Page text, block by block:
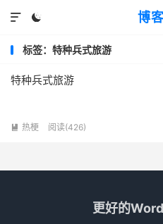
博


标签：特种兵式旅游
特种兵式旅游
 热梗 阅读(426)
更好的